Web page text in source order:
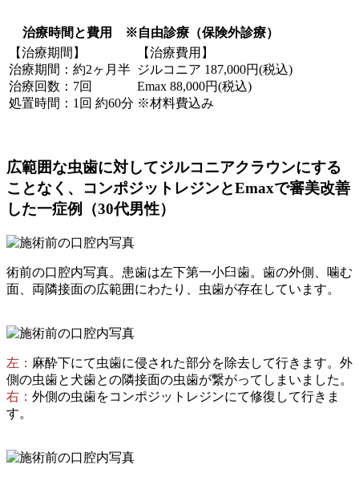
治療時間と費用 ※自由診療（保険外診療）
【治療期間】
治療期間：約2ヶ月半
治療回数：7回
処置時間：1回 約60分
【治療費用】
ジルコニア 187,000円(税込)
Emax 88,000円(税込)
※材料費込み
広範囲な虫歯に対してジルコニアクラウンにする
ことなく、コンポジットレジンとEmaxで審美改善
した一症例（30代男性）
術前の口腔内写真。患歯は左下第一小臼歯。歯の外側、噛む
面、両隣接面の広範囲にわたり、虫歯が存在しています。
左： 麻酔下にて虫歯に侵された部分を除去して行きます。外
側の虫歯と犬歯との隣接面の虫歯が繋がってしまいました。
右： 外側の虫歯をコンポジットレジンにて修復して行きま
す。